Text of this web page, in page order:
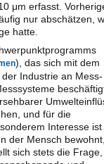
μm erfasst.
nur abschätzen,
hatte.
), das sich mit dem
Industrie an Mess-
und für die
Interesse ist
der Mensch
sich stets die